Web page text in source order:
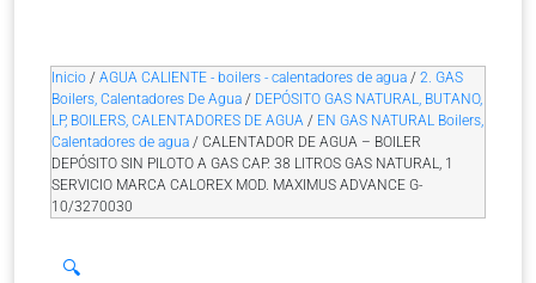
Inicio / AGUA CALIENTE - boilers - calentadores de agua / 2. GAS
Boilers, Calentadores De Agua / DEPÓSITO GAS NATURAL, BUTANO,
LP, BOILERS, CALENTADORES DE AGUA / EN GAS NATURAL Boilers,
Calentadores de agua / CALENTADOR DE AGUA – BOILER
DEPÓSITO SIN PILOTO A GAS CAP. 38 LITROS GAS NATURAL, 1
SERVICIO MARCA CALOREX MOD. MAXIMUS ADVANCE G-
10/3270030
🔍